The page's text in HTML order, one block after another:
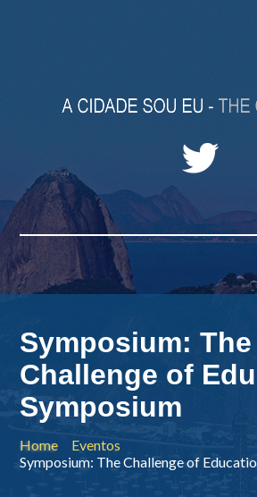
Symposium: The
Challenge of
Symposium
Home
Eventos
Symposium: The Challenge of